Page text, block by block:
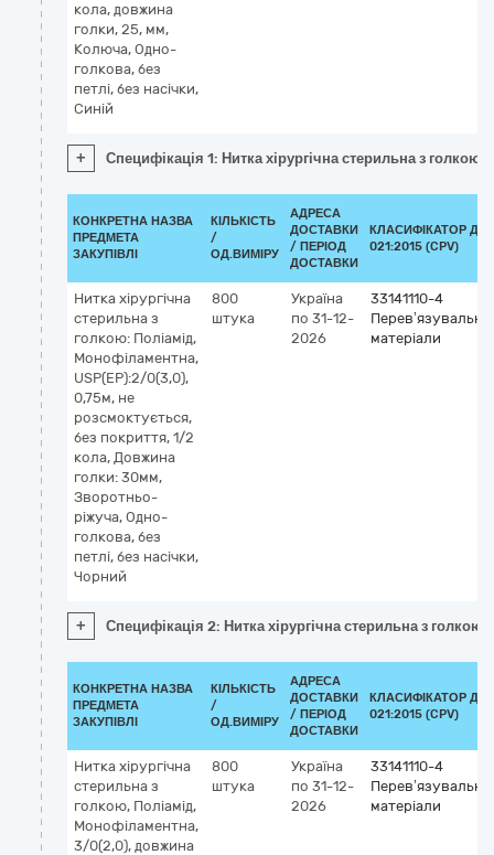
кола, довжина
голки, 25, мм,
Колюча, Одно-
голкова, без
петлі, без насічки,
Синій
+ Специфікація 1: Нитка хірургічна стерильна з
КОНКРЕТНА НАЗВА
ПРЕДМЕТА
ЗАКУПІВЛІ
КІЛЬКІСТЬ
/
ОД.ВИМІРУ
АДРЕСА
ДОСТАВКИ
/ ПЕРІОД
ДОСТАВКИ
КЛАСИФІКАТОР ДК
021:2015 (CPV)
Нитка хірургічна
стерильна з
голкою: Поліамід,
Монофіламентна,
USP(EP):2/0(3,0),
0,75м, не
розсмоктується,
без покриття, 1/2
кола, Довжина
голки: 30мм,
Зворотньо-
ріжуча, Одно-
голкова, без
петлі, без насічки,
Чорний
800
штука
Україна
по 31-12-
2026
33141110-4
Перев’язувальні
матеріали
+ Специфікація 2: Нитка хірургічна стерильна з
КОНКРЕТНА НАЗВА
ПРЕДМЕТА
ЗАКУПІВЛІ
КІЛЬКІСТЬ
/
ОД.ВИМІРУ
АДРЕСА
ДОСТАВКИ
/ ПЕРІОД
ДОСТАВКИ
КЛАСИФІКАТОР ДК
021:2015 (CPV)
Нитка хірургічна
стерильна з
голкою, Поліамід,
Монофіламентна,
3/0(2,0), довжина
800
штука
Україна
по 31-12-
2026
33141110-4
Перев’язувальні
матеріали